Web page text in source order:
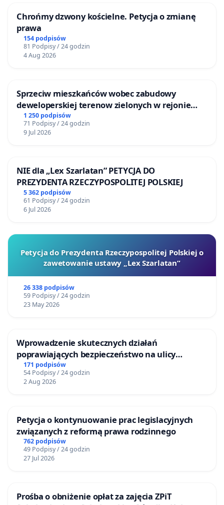
Chrońmy dzwony kościelne. Petycja o zmianę
prawa
154 podpisów
81 Podpisy / 24 godzin
4 Aug 2026
Sprzeciw mieszkańców wobec zabudowy
deweloperskiej terenow zielonych w rejonie
Bulwarów Straceńskich w Bielsku-Białej
1 250 podpisów
71 Podpisy / 24 godzin
9 Jul 2026
NIE dla „Lex Szarlatan” PETYCJA DO
PREZYDENTA RZECZYPOSPOLITEJ POLSKIEJ
5 362 podpisów
61 Podpisy / 24 godzin
6 Jul 2026
Petycja do Prezydenta Rzeczypospolitej Polskiej o
zawetowanie ustawy „Lex Szarlatan”
26 338 podpisów
59 Podpisy / 24 godzin
23 May 2026
Wprowadzenie skutecznych działań
poprawiających bezpieczeństwo na ulicy
Żeromskiego w Otwocku
171 podpisów
54 Podpisy / 24 godzin
2 Aug 2026
Petycja o kontynuowanie prac legislacyjnych
związanych z reformą prawa rodzinnego
762 podpisów
49 Podpisy / 24 godzin
27 Jul 2026
Prośba o obniżenie opłat za zajęcia ZPiT